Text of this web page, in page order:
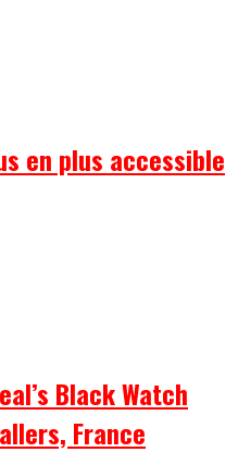
en plus accessible
Black Watch
France